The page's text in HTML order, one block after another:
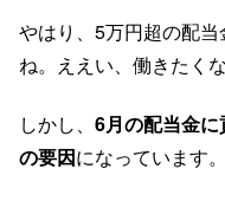
やはり、5万円超の配
ね。ええい、働きたくな
しかし、 6月の配当金
の要因になっています。